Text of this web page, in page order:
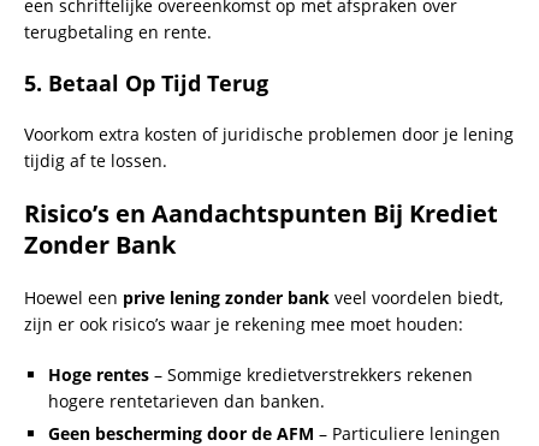
een schriftelijke overeenkomst op met afspraken over
terugbetaling en rente.
5. Betaal Op Tijd Terug
Voorkom extra kosten of juridische problemen door je lening
tijdig af te lossen.
Risico’s en Aandachtspunten Bij Krediet
Zonder Bank
Hoewel een prive lening zonder bank veel voordelen biedt,
zijn er ook risico’s waar je rekening mee moet houden:
Hoge rentes – Sommige kredietverstrekkers rekenen
hogere rentetarieven dan banken.
Geen bescherming door de AFM – Particuliere leningen